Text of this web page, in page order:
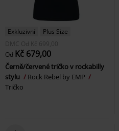
Exkluzivní
Plus Size
DMC Od Kč 699,00
Od Kč 679,00
Černě/červené tričko v rockabilly
stylu
Rock Rebel by EMP
Tričko